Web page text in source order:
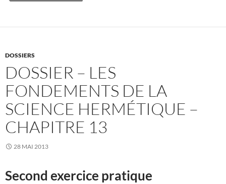
DOSSIERS
DOSSIER – LES
FONDEMENTS DE LA
SCIENCE HERMÉTIQUE –
CHAPITRE 13
28 MAI 2013
Second exercice pratique